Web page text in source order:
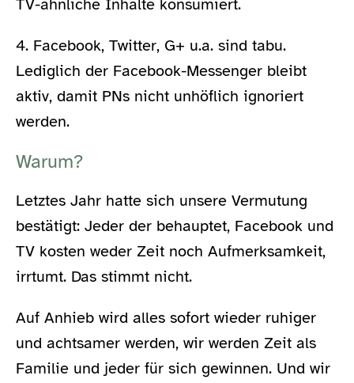
TV-ähnliche Inhalte konsumiert.
4. Facebook, Twitter, G+ u.a. sind tabu.
Lediglich der Facebook-Messenger bleibt
aktiv, damit PNs nicht unhöflich ignoriert
werden.
Warum?
Letztes Jahr hatte sich unsere Vermutung
bestätigt: Jeder der behauptet, Facebook und
TV kosten weder Zeit noch Aufmerksamkeit,
irrtumt. Das stimmt nicht.
Auf Anhieb wird alles sofort wieder ruhiger
und achtsamer werden, wir werden Zeit als
Familie und jeder für sich gewinnen. Und wir